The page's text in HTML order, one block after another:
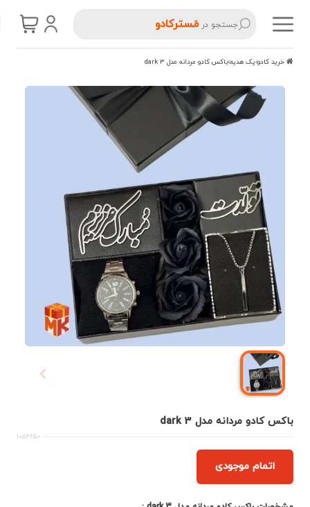
جستجو درمَسترکادو
پک هدیه باکس کادو مردانه مدل dark 3
باکس کادو مردانه مدل dark 3
1054650
اتمام موجودی